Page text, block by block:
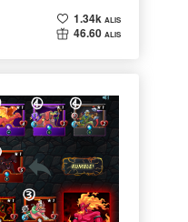
1.34k ALIS
46.60 ALIS